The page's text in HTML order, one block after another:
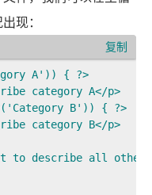
现：
A')) { ?>
category A</p>
B')) { ?>
category B</p>
to describe all other
复制